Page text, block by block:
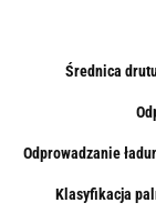
Średnica
Odprowadzanie
Klasyfikacja